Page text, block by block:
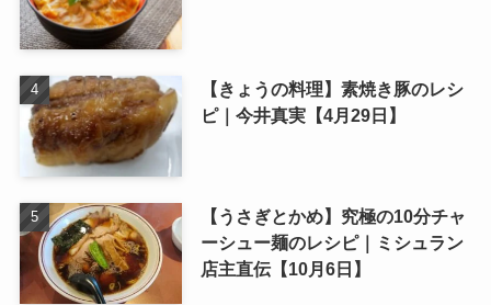
【きょうの料理】素焼き豚のレシ
ピ｜今井真実【4月29日】
【うさぎとかめ】究極の10分チャ
ーシュー麺のレシピ｜ミシュラン
店主直伝【10月6日】